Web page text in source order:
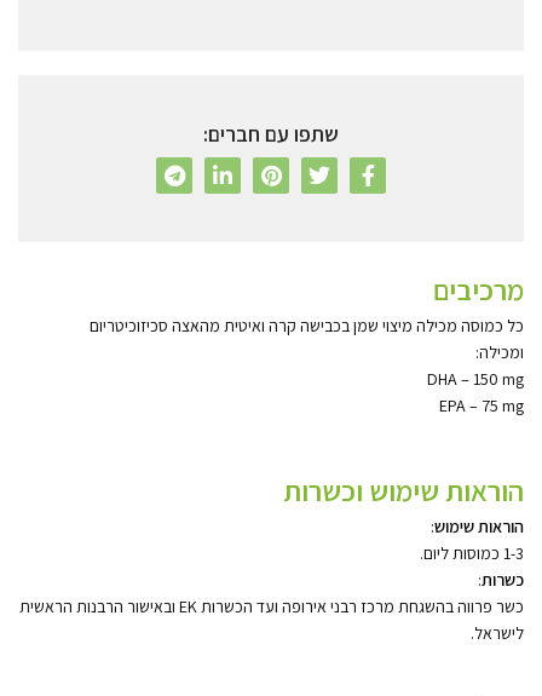
שתפו עם חברים:
מרכיבים
כל כמוסה מכילה מיצוי שמן בכבישה קרה ואיטית מהאצה סכיזוכיטריום
ומכילה:
DHA – 150 mg
EPA – 75 mg
הוראות שימוש וכשרות
הוראות שימוש:
1-3 כמוסות ליום.
כשרות:
כשר פרווה בהשגחת מרכז רבני אירופה ועד הכשרות EK ובאישור הרבנות הראשית
לישראל.